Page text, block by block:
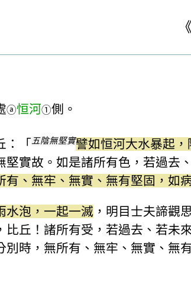
《
ⓐ恒河①側。
：「 五陰無堅實譬如恒河大水暴起，
堅實故。如是諸所有色，若過去
有、無牢、無實、無有堅固，如
水泡，一起一滅 ，明目士夫諦觀
比丘！諸所有受，若過去、若未
別時，無所有、無牢、無實、無